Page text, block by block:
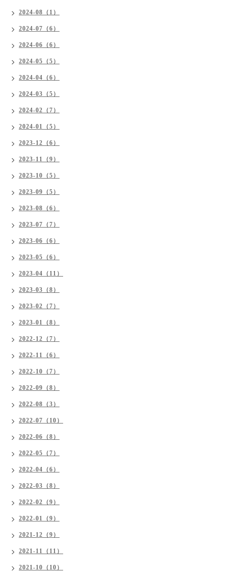
2024-08（1）
2024-07（6）
2024-06（6）
2024-05（5）
2024-04（6）
2024-03（5）
2024-02（7）
2024-01（5）
2023-12（6）
2023-11（9）
2023-10（5）
2023-09（5）
2023-08（6）
2023-07（7）
2023-06（6）
2023-05（6）
2023-04（11）
2023-03（8）
2023-02（7）
2023-01（8）
2022-12（7）
2022-11（6）
2022-10（7）
2022-09（8）
2022-08（3）
2022-07（10）
2022-06（8）
2022-05（7）
2022-04（6）
2022-03（8）
2022-02（9）
2022-01（9）
2021-12（9）
2021-11（11）
2021-10（10）